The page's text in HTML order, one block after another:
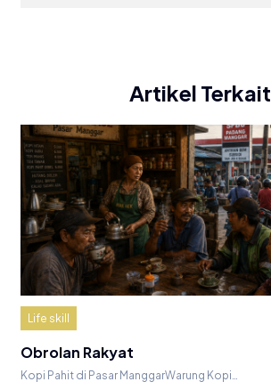
Artikel Terkait
Life skill
Obrolan Rakyat
Kopi Pahit di Pasar ManggarWarung Kopi…